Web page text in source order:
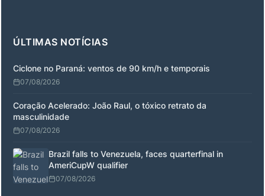
ÚLTIMAS NOTÍCIAS
Ciclone no Paraná: ventos de 90 km/h e temporais
07/08/2026
Coração Acelerado: João Raul, o tóxico retrato da
masculinidade
07/08/2026
Brazil falls to Venezuela, faces quarterfinal in
AmeriCupW qualifier
07/08/2026